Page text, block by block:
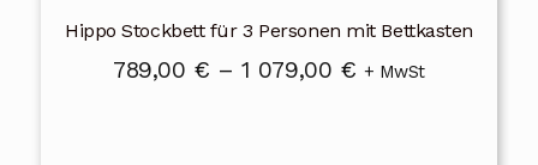
Hippo Stockbett für 3 Personen mit Bettkasten
789,00 € – 1 079,00 €Preisspanne:
+ MwSt
mehrere
Varianten